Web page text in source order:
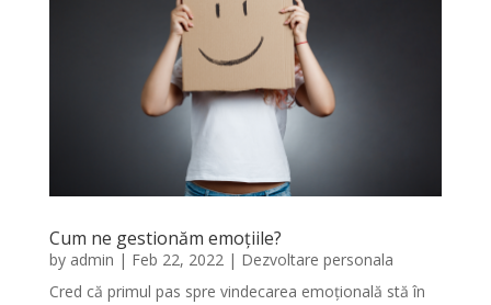
Cum ne gestionăm emoțiile?
by admin | Feb 22, 2022| Dezvoltare personala
Cred că primul pas spre vindecarea emoțională stă în